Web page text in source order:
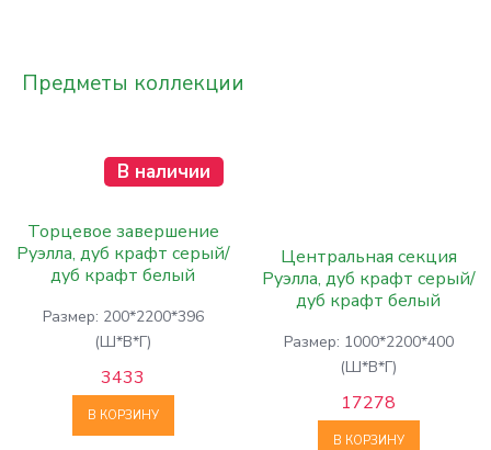
Предметы коллекции
В наличии
Торцевое завершение
Руэлла, дуб крафт серый/
дуб крафт белый
Размер: 200*2200*396
(Ш*В*Г)
3433
В КОРЗИНУ
Центральная секция
Руэлла, дуб крафт серый/
дуб крафт белый
Размер: 1000*2200*400
(Ш*В*Г)
17278
В КОРЗИНУ